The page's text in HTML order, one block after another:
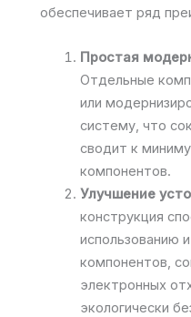
обеспечивает ряд
Простая
Отдельные
или
систему, что
сводит к
компонентов.
Улучшение
конструкция
использованию
компонентов,
электронных
экологически